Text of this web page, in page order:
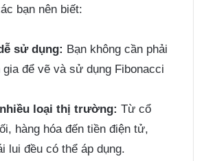
bạn nên biết:
sử dụng: Bạn không cần phải
gia để vẽ và sử dụng Fibonacci
loại thị trường: Từ cổ
hàng hóa đến tiền điện tử,
lui đều có thể áp dụng.